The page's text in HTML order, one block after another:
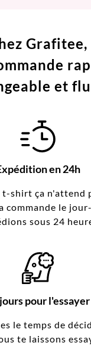
Grafitee,
et
en 24h
t-shirt ça n'attend
commande le
sous 24
pour l'essayer
le temps de
te laissons